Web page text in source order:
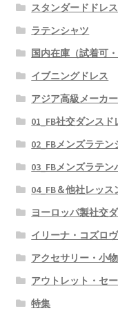
スタンダードドレス
ラテンシャツ
国内在庫（試着可
イブニングドレス
アジア高級メーカー
01_FB社交ダンスド
02_FBメンズラテン
03_FBメンズラテン
04_FB＆他社レッ
ヨーロッパ製社交
イリーナ・コズロ
アクセサリー・小物
アウトレット・セ
特集